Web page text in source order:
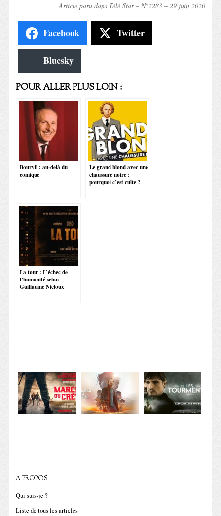
Article paru dans Télé Star – N°2283 – 29 juin 2020
Facebook Twitter
Bluesky
POUR ALLER PLUS LOIN :
Bourvil : au-delà du
comique
Le grand blond avec une
chaussure noire :
pourquoi c’est culte ?
La tour : L’échec de
l’humanité selon
Guillaume Nicloux
A PROPOS
Qui suis-je ?
Liste de tous les articles